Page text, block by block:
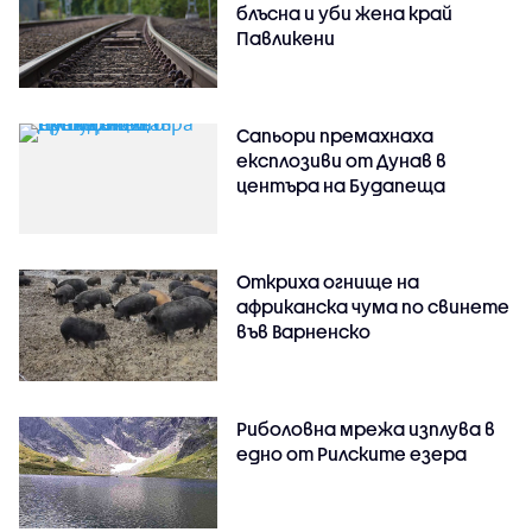
блъсна и уби жена край
Павликени
Сапьори премахнаха
експлозиви от Дунав в
центъра на Будапеща
Откриха огнище на
африканска чума по свинете
във Варненско
Риболовна мрежа изплува в
едно от Рилските езера